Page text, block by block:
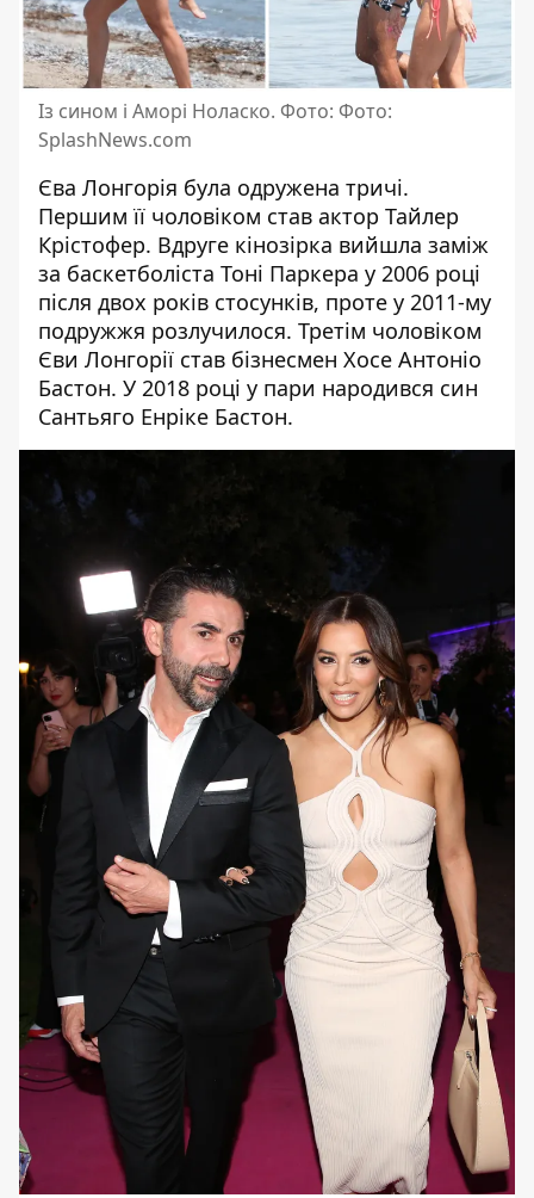
Із сином і Аморі Ноласко. Фото: Фото:
SplashNews.com
Єва Лонгорія була одружена тричі.
Першим її чоловіком став актор Тайлер
Крістофер. Вдруге кінозірка вийшла заміж
за баскетболіста Тоні Паркера у 2006 році
після двох років стосунків, проте у 2011-му
подружжя розлучилося. Третім чоловіком
Єви Лонгорії став бізнесмен Хосе Антоніо
Бастон. У 2018 році у пари народився син
Сантьяго Енріке Бастон.